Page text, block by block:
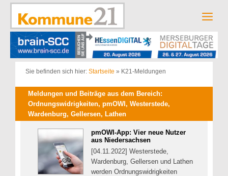
Zum
springen
Sie befinden sich hier: Startseite » K21-Meldungen
Meldungen und Beiträge aus dem Bereich:
Ordnungswidrigkeiten, pmOWI, Westerstede,
Wardenburg, Gellersen, Lathen
pmOWI-App: Vier neue Nutzer
aus Niedersachsen
[04.11.2022] Westerstede,
Wardenburg, Gellersen und Lathen
werden Ordnungswidrigkeiten